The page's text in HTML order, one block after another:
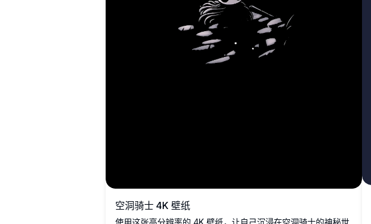
空洞骑士 4K 壁纸
使用这张高分辨率的 4K 壁纸，让自己沉浸在空洞骑士的神秘世